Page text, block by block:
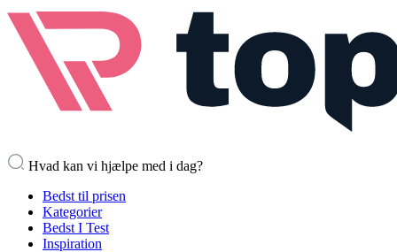
Hvad kan vi hjælpe med i dag?
Bedst til prisen
Kategorier
Bedst I Test
Inspiration